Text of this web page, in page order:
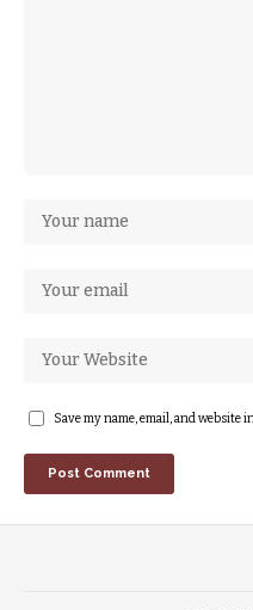
Save my name, email, and